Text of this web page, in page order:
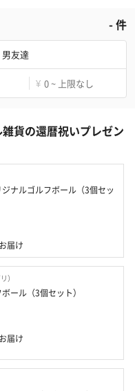
-件
男友達
¥ 0 ~ 上限なし
貨の還暦祝いプレゼン
ジナルゴルフボール（3個セッ
お届け
）
ール（3個セット）
お届け